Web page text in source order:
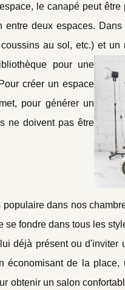
le canapé peut
deux espaces.
au sol, etc.) et
pour une
créer un espace
pour générer un
ne doivent pas être
dans nos
fondre dans tous les
déjà présent ou d'inviter
de la
obtenir un salon